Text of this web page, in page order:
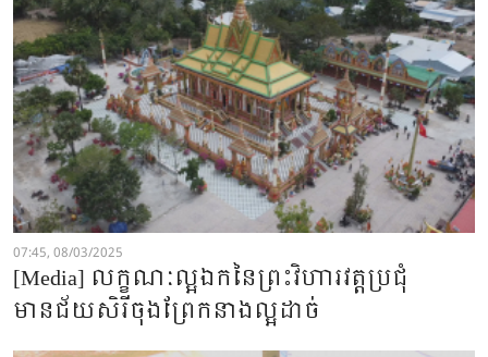
07:45, 08/03/2025
[Media] លក្ខណៈល្អឯកនៃព្រះវិហារវត្តប្រជុំ
មានជ័យសិរីចុងព្រែកនាងល្អដាច់